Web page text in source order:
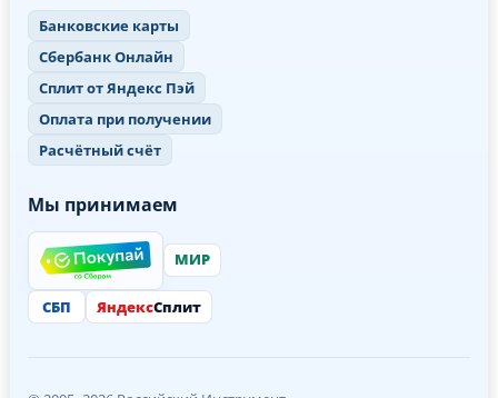
Банковские карты
Сбербанк Онлайн
Сплит от Яндекс Пэй
Оплата при получении
Расчётный счёт
Мы принимаем
МИР
СБП ЯндексСплит